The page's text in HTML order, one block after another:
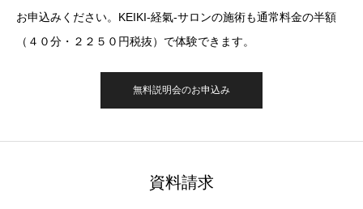
お申込みください。KEIKI-経氣-サロンの施術も通常料金の半額
（４０分・２２５０円税抜）で体験できます。
無料説明会のお申込み
資料請求